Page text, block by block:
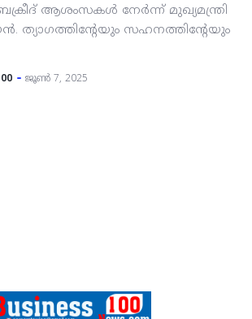
ആശംസകള്‍ നേര്‍ന്ന് മുഖ്യമന്ത്രി
ത്യാഗത്തിന്റേയും സഹനത്തിന്റേയും
ജൂൺ 7, 2025